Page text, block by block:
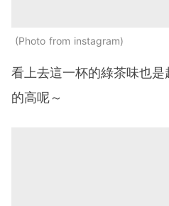
Photo from instagram
看上去這一杯的綠茶味也
的高呢～